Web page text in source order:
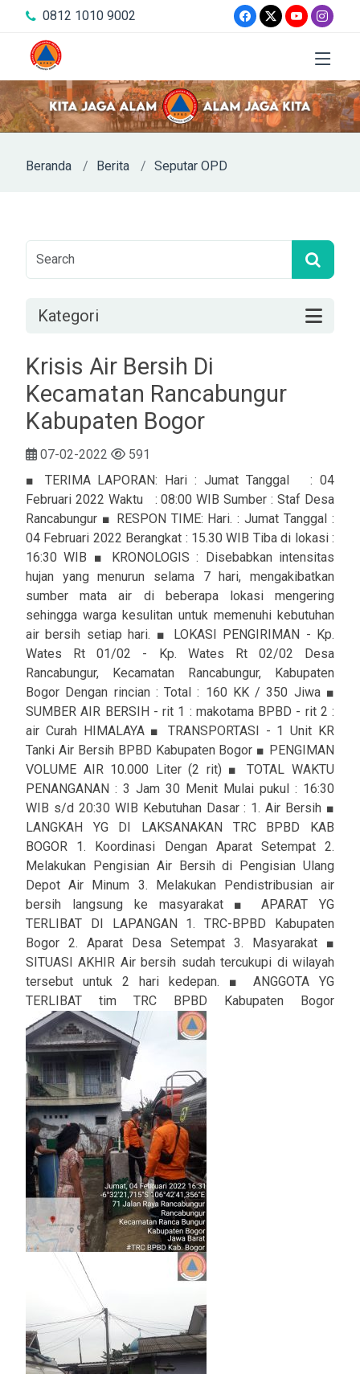
0812 1010 9002
Beranda Berita Seputar OPD
Kategori
Krisis Air Bersih Di
Kecamatan Rancabungur
Kabupaten Bogor
07-02-2022
591
■ TERIMA LAPORAN: Hari : Jumat Tanggal : 04
Februari 2022 Waktu : 08:00 WIB Sumber : Staf Desa
Rancabungur ■ RESPON TIME: Hari. : Jumat Tanggal :
04 Februari 2022 Berangkat : 15.30 WIB Tiba di lokasi :
16:30 WIB ■ KRONOLOGIS : Disebabkan intensitas
hujan yang menurun selama 7 hari, mengakibatkan
sumber mata air di beberapa lokasi mengering
sehingga warga kesulitan untuk memenuhi kebutuhan
air bersih setiap hari. ■ LOKASI PENGIRIMAN - Kp.
Wates Rt 01/02 - Kp. Wates Rt 02/02 Desa
Rancabungur, Kecamatan Rancabungur, Kabupaten
Bogor Dengan rincian : Total : 160 KK / 350 Jiwa ■
SUMBER AIR BERSIH - rit 1 : makotama BPBD - rit 2 :
air Curah HIMALAYA ■ TRANSPORTASI - 1 Unit KR
Tanki Air Bersih BPBD Kabupaten Bogor ■ PENGIMAN
VOLUME AIR 10.000 Liter (2 rit) ■ TOTAL WAKTU
PENANGANAN : 3 Jam 30 Menit Mulai pukul : 16:30
WIB s/d 20:30 WIB Kebutuhan Dasar : 1. Air Bersih ■
LANGKAH YG DI LAKSANAKAN TRC BPBD KAB
BOGOR 1. Koordinasi Dengan Aparat Setempat 2.
Melakukan Pengisian Air Bersih di Pengisian Ulang
Depot Air Minum 3. Melakukan Pendistribusian air
bersih langsung ke masyarakat ■ APARAT YG
TERLIBAT DI LAPANGAN 1. TRC-BPBD Kabupaten
Bogor 2. Aparat Desa Setempat 3. Masyarakat ■
SITUASI AKHIR Air bersih sudah tercukupi di wilayah
tersebut untuk 2 hari kedepan. ■ ANGGOTA YG
TERLIBAT tim TRC BPBD Kabupaten Bogor